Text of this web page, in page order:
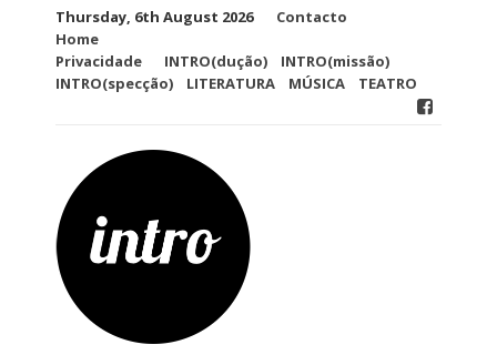
Thursday, 6th August 2026
Contacto
Home
Privacidade
INTRO(dução)
INTRO(missão)
INTRO(specção)
LITERATURA MÚSICA TEATRO